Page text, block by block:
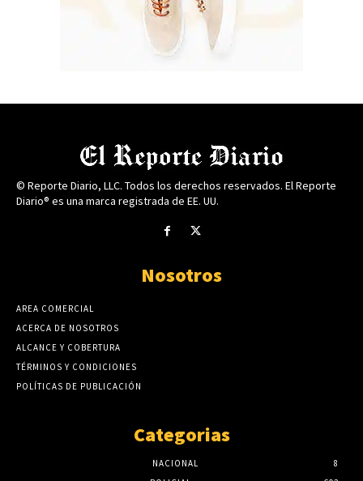
© Reporte Diario, LLC. Todos los derechos reservados. El Reporte
Diario® es una marca registrada de EE. UU.
Nosotros
AREA COMERCIAL
ACERCA DE NOSOTROS
ALCANCE Y COBERTURA
TÉRMINOS Y CONDICIONES
POLÍTICAS DE PUBLICACIÓN
Categorias
NACIONAL
8